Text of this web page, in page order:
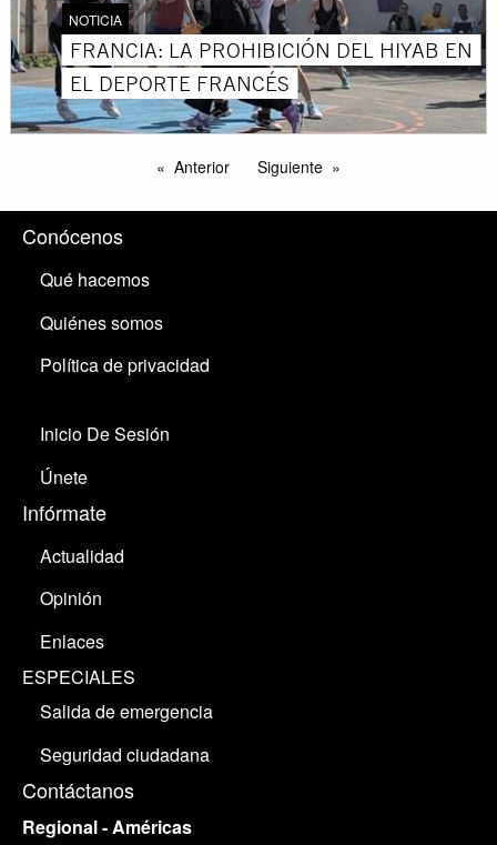
NOTICIA
FRANCIA: LA PROHIBICIÓN DEL HIYAB EN
EL DEPORTE FRANCÉS
Anterior Siguiente
Conócenos
Qué hacemos
Quiénes somos
Política de privacidad
Inicio De Sesión
Únete
Infórmate
Actualidad
Opinión
Enlaces
ESPECIALES
Salida de emergencia
Seguridad ciudadana
Contáctanos
Regional - Américas